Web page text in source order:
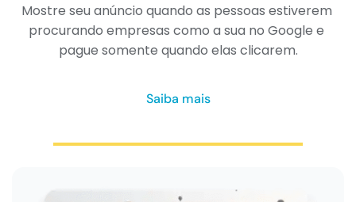
Mostre seu anúncio quando as pessoas estiverem
procurando empresas como a sua no Google e
pague somente quando elas clicarem.
Saiba mais